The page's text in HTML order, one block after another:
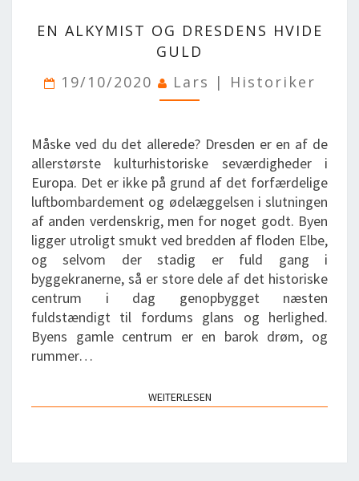
ALKYMIST
OG
HVIDE
GULD
EN ALKYMIST OG DRESDENS HVIDE
GULD
19/10/2020
Lars | Historiker
Måske ved du det allerede? Dresden er en af de
allerstørste kulturhistoriske seværdigheder i
Europa. Det er ikke på grund af det forfærdelige
luftbombardement og ødelæggelsen i slutningen
af anden verdenskrig, men for noget godt. Byen
ligger utroligt smukt ved bredden af floden Elbe,
og selvom der stadig er fuld gang i
byggekranerne, så er store dele af det historiske
centrum i dag genopbygget næsten
fuldstændigt til fordums glans og herlighed.
Byens gamle centrum er en barok drøm, og
rummer…
WEITERLESEN
WEITERLESEN